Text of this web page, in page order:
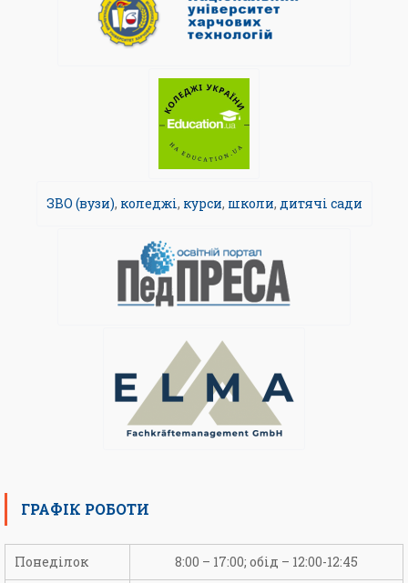
ЗВО (вузи), коледжі, курси, школи, дитячі сади
ГРАФІК РОБОТИ
Понеділок 8:00 – 17:00; обід – 12:00-12:45